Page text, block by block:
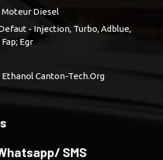
Diesel
- Injection, Turbo, Adblue,
Egr
Canton-Tech.org
SMS